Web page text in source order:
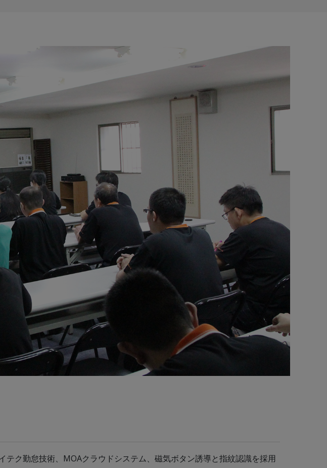
テク勤怠技術、MOAクラウドシステム、磁気ボタン誘導と指紋認識を採用